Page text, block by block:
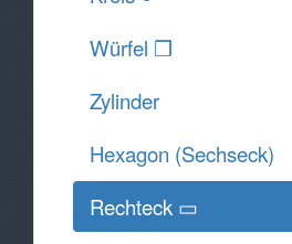
Würfel ❒
Zylinder
Hexagon (Sechseck)
Rechteck ▭